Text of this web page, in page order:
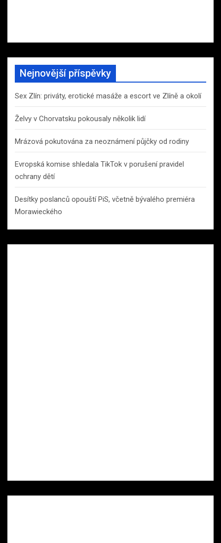
Nejnovější příspěvky
Sex Zlín: priváty, erotické masáže a escort ve Zlíně a okolí
Želvy v Chorvatsku pokousaly několik lidí
Mrázová pokutována za neoznámení půjčky od rodiny
Evropská komise shledala TikTok v porušení pravidel
ochrany dětí
Desítky poslanců opouští PiS, včetně bývalého premiéra
Morawieckého